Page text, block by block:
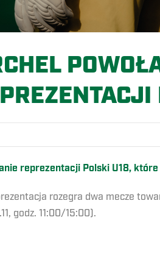
reprezentacji Polski U18,
rozegra dwa mecze
godz. 11:00/15:00).